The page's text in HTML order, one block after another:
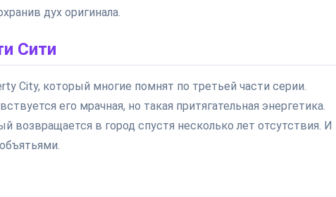
дух оригинала.
Сити
City, который многие помнят по третьей части серии.
его мрачная, но такая притягательная энергетика.
в город спустя несколько лет отсутствия. И